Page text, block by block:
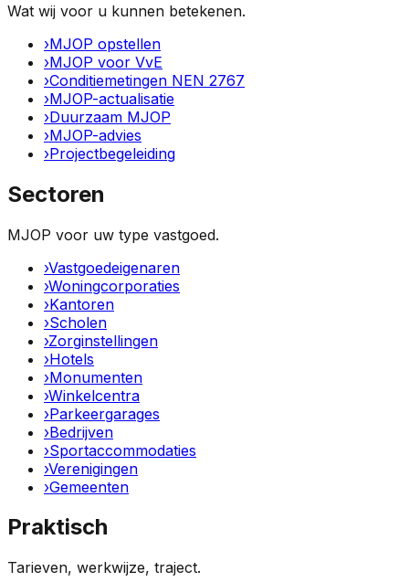
Wat wij voor u kunnen betekenen.
›MJOP opstellen
›MJOP voor VvE
›Conditiemetingen NEN 2767
›MJOP-actualisatie
›Duurzaam MJOP
›MJOP-advies
›Projectbegeleiding
Sectoren
MJOP voor uw type vastgoed.
›Vastgoedeigenaren
›Woningcorporaties
›Kantoren
›Scholen
›Zorginstellingen
›Hotels
›Monumenten
›Winkelcentra
›Parkeergarages
›Bedrijven
›Sportaccommodaties
›Verenigingen
›Gemeenten
Praktisch
Tarieven, werkwijze, traject.